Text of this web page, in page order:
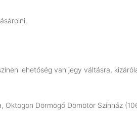
lehetőség van jegy váltásra,
Oktogon Dörmögő Dömötör Színház